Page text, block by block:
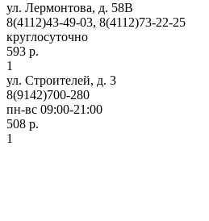
ул. Лермонтова, д. 58В
8(4112)43-49-03, 8(4112)73-22-25
круглосуточно
593 р.
1
ул. Строителей, д. 3
8(9142)700-280
пн-вс 09:00-21:00
508 р.
1